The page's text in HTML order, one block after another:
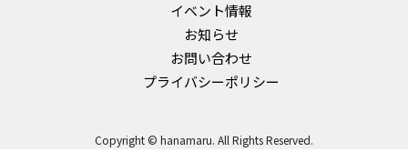
イベント情報
お知らせ
お問い合わせ
プライバシーポリシー
Copyright © hanamaru. All Rights Reserved.